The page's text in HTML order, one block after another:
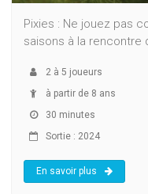
Pixies : Ne jouez pas
saisons à la rencontre
2 à 5 joueurs
à partir de 8 ans
30 minutes
Sortie : 2024
En savoir plus